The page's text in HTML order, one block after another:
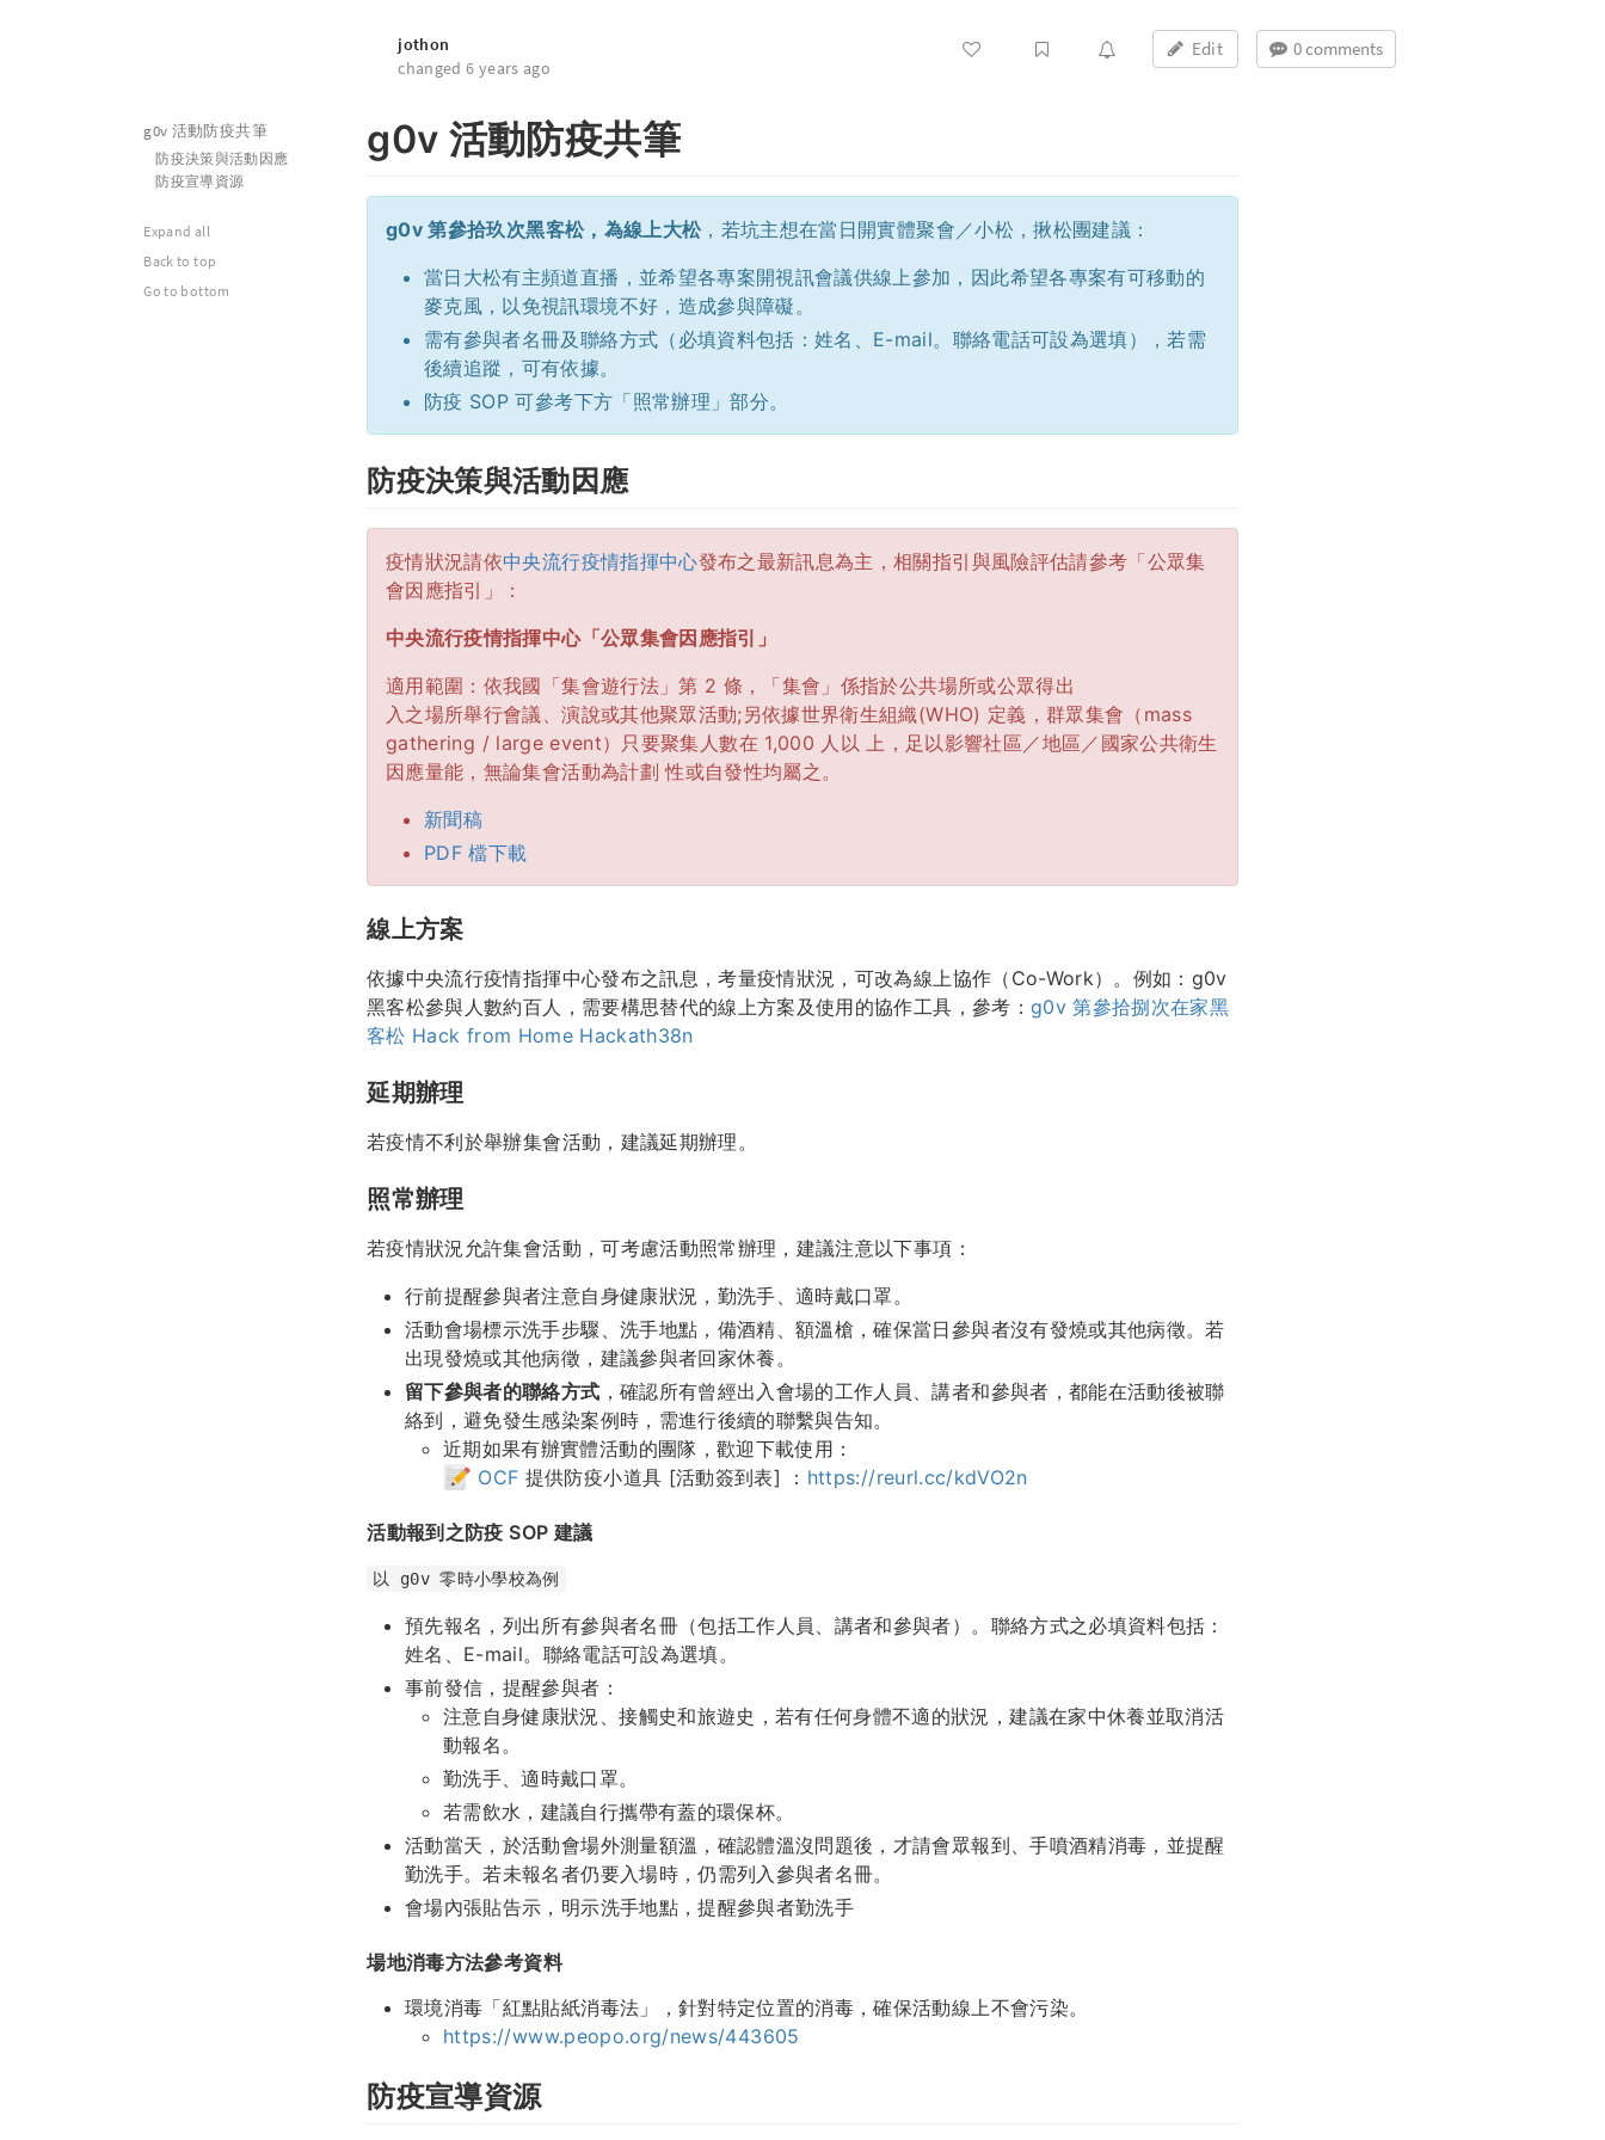
jothon
changed 6 years ago
Edit 0 comments
g0v 活動防疫共筆
g0v 第參拾玖次黑客松，為線上大松，若坑主想在當日開實體聚會／小松，揪松團建議：
當日大松有主頻道直播，並希望各專案開視訊會議供線上參加，因此希望各專案有可移動的
麥克風，以免視訊環境不好，造成參與障礙。
需有參與者名冊及聯絡方式（必填資料包括：姓名、E-mail。聯絡電話可設為選填），若需
後續追蹤，可有依據。
防疫 SOP 可參考下方「照常辦理」部分。
防疫決策與活動因應
疫情狀況請依中央流行疫情指揮中心發布之最新訊息為主，相關指引與風險評估請參考「公眾集
會因應指引」：
中央流行疫情指揮中心「公眾集會因應指引」
適用範圍：依我國「集會遊行法」第 2 條，「集會」係指於公共場所或公眾得出
入之場所舉行會議、演說或其他聚眾活動;另依據世界衛生組織(WHO) 定義，群眾集會（mass
gathering / large event）只要聚集人數在 1,000 人以 上，足以影響社區／地區／國家公共衛生
因應量能，無論集會活動為計劃 性或自發性均屬之。
新聞稿
PDF 檔下載
線上方案
依據中央流行疫情指揮中心發布之訊息，考量疫情狀況，可改為線上協作（Co-Work）。例如：g0v
黑客松參與人數約百人，需要構思替代的線上方案及使用的協作工具，參考： g0v 第參拾捌次在家黑
客松 Hack from Home Hackath38n
延期辦理
若疫情不利於舉辦集會活動，建議延期辦理。
照常辦理
若疫情狀況允許集會活動，可考慮活動照常辦理，建議注意以下事項：
行前提醒參與者注意自身健康狀況，勤洗手、適時戴口罩。
活動會場標示洗手步驟、洗手地點，備酒精、額溫槍，確保當日參與者沒有發燒或其他病徵。若
出現發燒或其他病徵，建議參與者回家休養。
留下參與者的聯絡方式 ，確認所有曾經出入會場的工作人員、講者和參與者，都能在活動後被聯
絡到，避免發生感染案例時，需進行後續的聯繫與告知。
近期如果有辦實體活動的團隊，歡迎下載使用：
OCF 提供防疫小道具 [活動簽到表] ： https://reurl.cc/kdVO2n
活動報到之防疫 SOP 建議
以 g0v 零時小學校為例
預先報名，列出所有參與者名冊（包括工作人員、講者和參與者）。聯絡方式之必填資料包括：
姓名、E-mail。聯絡電話可設為選填。
事前發信，提醒參與者：
注意自身健康狀況、接觸史和旅遊史，若有任何身體不適的狀況，建議在家中休養並取消活
動報名。
勤洗手、適時戴口罩。
若需飲水，建議自行攜帶有蓋的環保杯。
活動當天，於活動會場外測量額溫，確認體溫沒問題後，才請會眾報到、手噴酒精消毒，並提醒
勤洗手。若未報名者仍要入場時，仍需列入參與者名冊。
會場內張貼告示，明示洗手地點，提醒參與者勤洗手
場地消毒方法參考資料
環境消毒「紅點貼紙消毒法」，針對特定位置的消毒，確保活動線上不會污染。
https://www.peopo.org/news/443605
防疫宣導資源
g0v 活動防疫共筆
防疫決策與活動因應
防疫宣導資源
Expand all
Back to top
Go to bottom